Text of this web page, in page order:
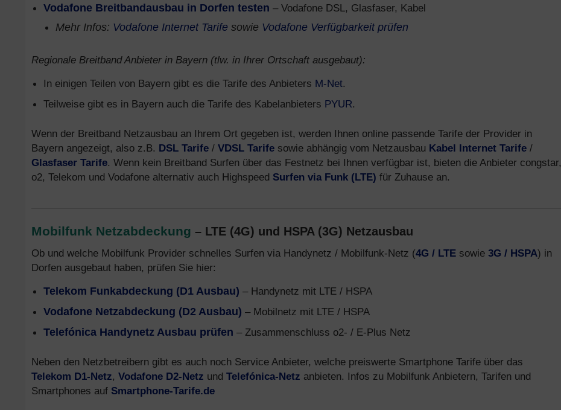
Vodafone Breitbandausbau in Dorfen testen – Vodafone DSL, Glasfaser, Kabel
Mehr Infos: Vodafone Internet Tarife sowie Vodafone Verfügbarkeit prüfen
Regionale Breitband Anbieter in Bayern (tlw. in Ihrer Ortschaft ausgebaut):
In einigen Teilen von Bayern gibt es die Tarife des Anbieters M-Net.
Teilweise gibt es in Bayern auch die Tarife des Kabelanbieters PYUR.
Wenn der Breitband Netzausbau an Ihrem Ort gegeben ist, werden Ihnen online passende Tarife der Provider in
Bayern angezeigt, also z.B. DSL Tarife / VDSL Tarife sowie abhängig vom Netzausbau Kabel Internet Tarife /
Glasfaser Tarife. Wenn kein Breitband Surfen über das Festnetz bei Ihnen verfügbar ist, bieten die Anbieter congstar,
o2, Telekom und Vodafone alternativ auch Highspeed Surfen via Funk (LTE) für Zuhause an.
Mobilfunk Netzabdeckung – LTE (4G) und HSPA (3G) Netzausbau
Ob und welche Mobilfunk Provider schnelles Surfen via Handynetz / Mobilfunk-Netz (4G / LTE sowie 3G / HSPA) in
Dorfen ausgebaut haben, prüfen Sie hier:
Telekom Funkabdeckung (D1 Ausbau) – Handynetz mit LTE / HSPA
Vodafone Netzabdeckung (D2 Ausbau) – Mobilnetz mit LTE / HSPA
Telefónica Handynetz Ausbau prüfen – Zusammenschluss o2- / E-Plus Netz
Neben den Netzbetreibern gibt es auch noch Service Anbieter, welche preiswerte Smartphone Tarife über das
Telekom D1-Netz, Vodafone D2-Netz und Telefónica-Netz anbieten. Infos zu Mobilfunk Anbietern, Tarifen und
Smartphones auf Smartphone-Tarife.de